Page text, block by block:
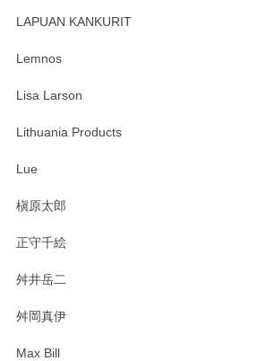
す。 素敵な湯呑みでとても気に入りました
たm(_)m
います。無事に届いたようで安心
LAPUAN KANKURIT
Lemnos
Lisa Larson
Lithuania Products
Lue
槇原太郎
正守千絵
舛井岳二
舛岡真伊
Max Bill